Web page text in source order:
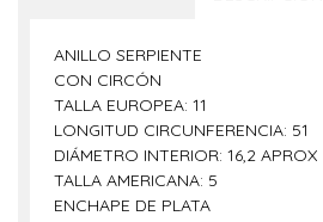
ANILLO SERPIENTE
CON CIRCÓN
TALLA EUROPEA: 11
LONGITUD CIRCUNFERENCIA: 51
DIÁMETRO INTERIOR: 16,2 APROX
TALLA AMERICANA: 5
ENCHAPE DE PLATA